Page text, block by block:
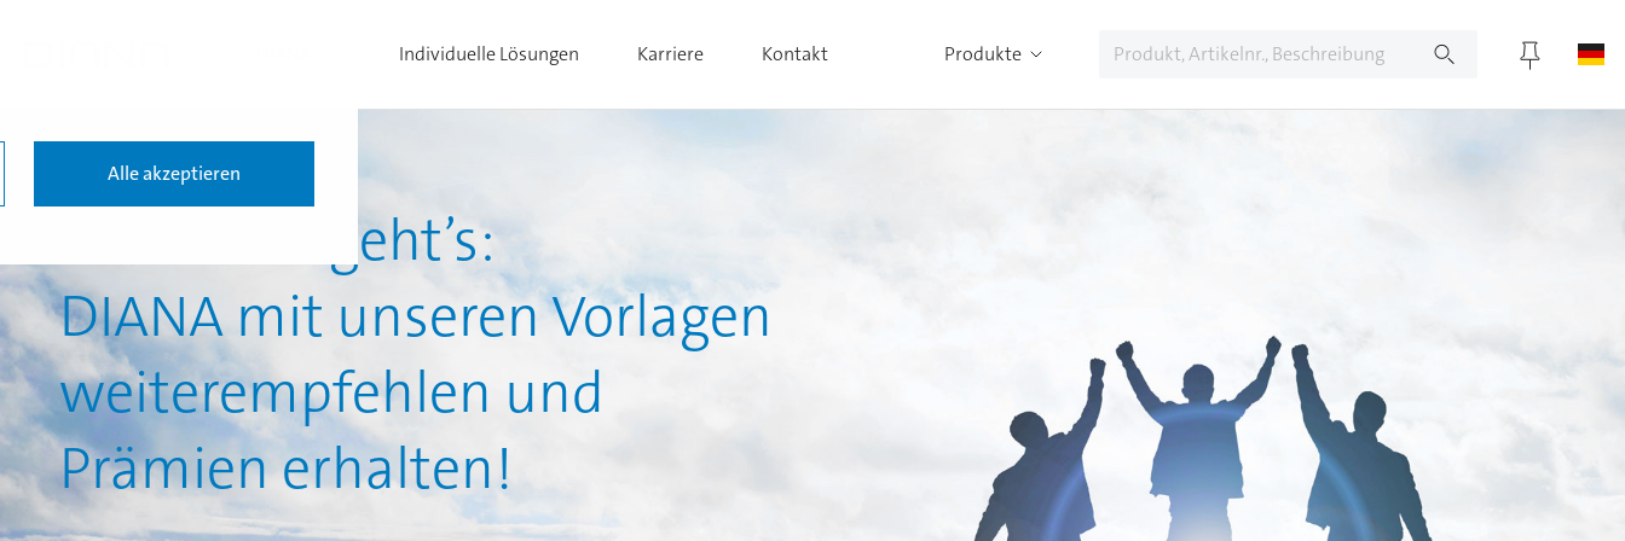
Individuelle Lösungen Karriere Kontakt Produkte
So einfach geht’s:
DIANA mit unseren Vorlagen
weiterempfehlen und
Prämien erhalten!
Alle akzeptieren